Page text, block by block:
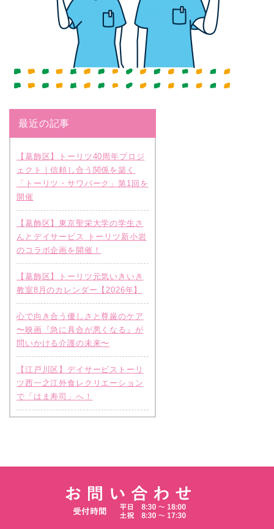
最近の記事
【葛飾区】トーリツ40周年プロジ
ェクト｜信頼し合う関係を築く
「トーリツ・サワパーク」第1回を
開催
【葛飾区】東京聖栄大学の学生さ
んとデイサービス トーリツ新小岩
のコラボ企画を開催！
【葛飾区】トーリツ元気いきいき
教室8月のカレンダー【2026年】
心で向き合う優しさと尊厳のケア
〜映画『急に具合が悪くなる』が
問いかける介護の未来〜
【江戸川区】デイサービストーリ
ツ西一之江外食レクリエーション
で「はま寿司」へ！